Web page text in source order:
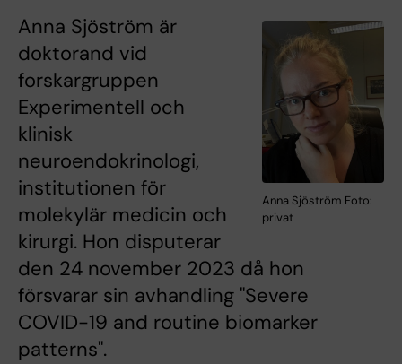
Anna Sjöström Foto:
privat
Anna Sjöström är
doktorand vid
forskargruppen
Experimentell och
klinisk
neuroendokrinologi,
institutionen för
molekylär medicin och
kirurgi. Hon disputerar
den 24 november 2023 då hon
försvarar sin avhandling "Severe
COVID-19 and routine biomarker
patterns".